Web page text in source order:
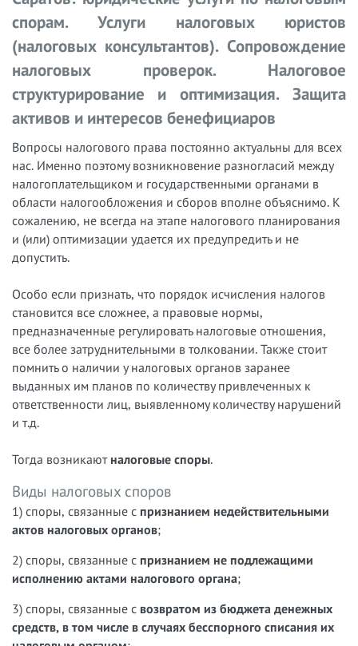
спорам. Услуги налоговых юристов
(налоговых консультантов). Сопровождение
налоговых проверок. Налоговое
структурирование и оптимизация. Защита
активов и интересов бенефициаров
Вопросы налогового права постоянно актуальны для всех
нас. Именно поэтому возникновение разногласий между
налогоплательщиком и государственными органами в
области налогообложения и сборов вполне объяснимо. К
сожалению, не всегда на этапе налогового планирования
и (или) оптимизации удается их предупредить и не
допустить.
Особо если признать, что порядок исчисления налогов
становится все сложнее, а правовые нормы,
предназначенные регулировать налоговые отношения,
все более затруднительными в толковании. Также стоит
помнить о наличии у налоговых органов заранее
выданных им планов по количеству привлеченных к
ответственности лиц, выявленному количеству нарушений
и т.д.
Тогда возникают налоговые споры.
Виды налоговых споров
1) споры, связанные с признанием недействительными
актов налоговых органов;
2) споры, связанные с признанием не подлежащими
исполнению актами налогового органа;
3) споры, связанные с возвратом из бюджета денежных
средств, в том числе в случаях бесспорного списания их